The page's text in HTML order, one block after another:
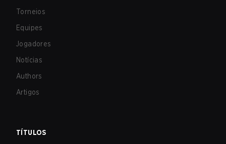
Torneios
Equipes
Jogadores
Notícias
Authors
Artigos
TÍTULOS